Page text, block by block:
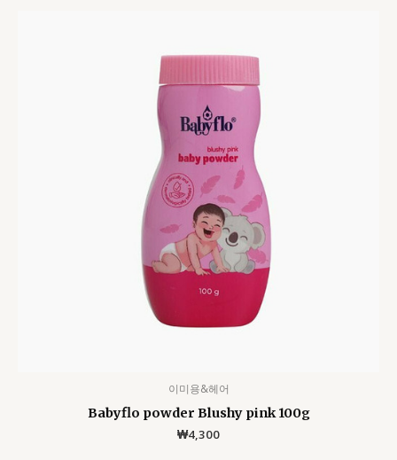
이미용&헤어
Babyflo powder Blushy pink 100g
₩4,300